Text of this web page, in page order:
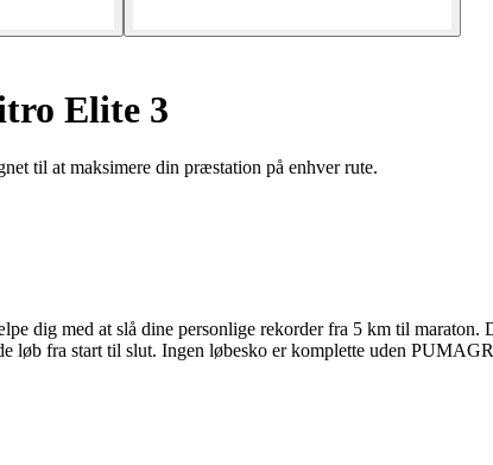
Elite 3
til at maksimere din præstation på enhver rute.
dig med at slå dine personlige rekorder fra 5 km til
fra start til slut. Ingen løbesko er komplette uden